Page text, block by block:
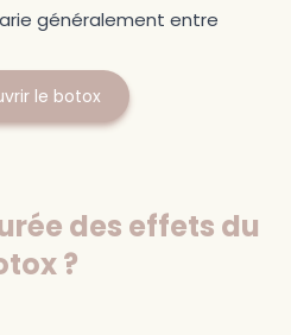
généralement entre
le botox
des effets du
?